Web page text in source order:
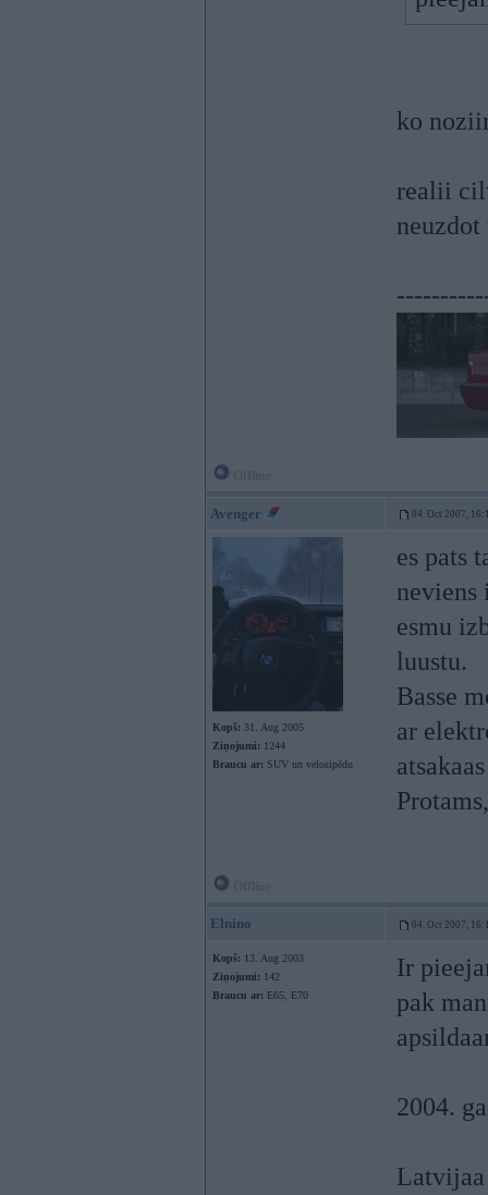
ko
realii
Avenger 04. Oct 2007,
Kopš: 31. Aug 2005
Ziņojumi: 1244
Braucu ar: SUV un velosipēdu
es pats
neviens
esmu
luustu.
Basse
ar
Elnino 04. Oct 2007,
Kopš: 13. Aug 2003
Ziņojumi: 142
Braucu ar: E65, E70
Ir
pak
2004.
Latvijaa